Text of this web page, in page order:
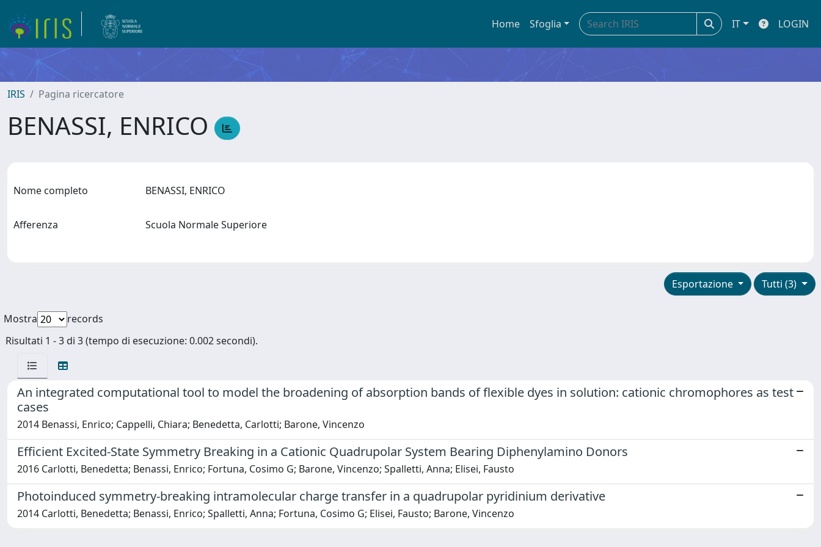
Home Sfoglia IT LOGIN
IRIS Pagina ricercatore
BENASSI, ENRICO
Nome completo BENASSI, ENRICO
Afferenza Scuola Normale Superiore
Tutti (3)
Esportazione
Mostra
records
Risultati 1 - 3 di 3 (tempo di esecuzione: 0.002 secondi).
An integrated computational tool to model the broadening of absorption bands of flexible dyes in solution: cationic chromophores as test
cases
2014 Benassi, Enrico; Cappelli, Chiara; Benedetta, Carlotti; Barone, Vincenzo
Efficient Excited-State Symmetry Breaking in a Cationic Quadrupolar System Bearing Diphenylamino Donors
2016 Carlotti, Benedetta; Benassi, Enrico; Fortuna, Cosimo G; Barone, Vincenzo; Spalletti, Anna; Elisei, Fausto
Photoinduced symmetry-breaking intramolecular charge transfer in a quadrupolar pyridinium derivative
2014 Carlotti, Benedetta; Benassi, Enrico; Spalletti, Anna; Fortuna, Cosimo G; Elisei, Fausto; Barone, Vincenzo